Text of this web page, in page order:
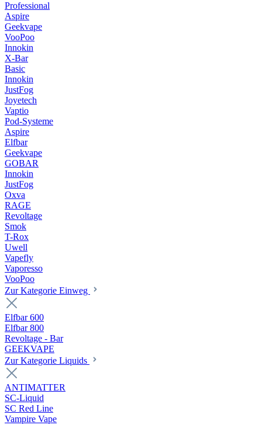
Professional
Aspire
Geekvape
VooPoo
Innokin
X-Bar
Basic
Innokin
JustFog
Joyetech
Vaptio
Pod-Systeme
Aspire
Elfbar
Geekvape
GOBAR
Innokin
JustFog
Oxva
RAGE
Revoltage
Smok
T-Rox
Uwell
Vapefly
Vaporesso
VooPoo
Zur Kategorie Einweg
Elfbar 600
Elfbar 800
Revoltage - Bar
GEEKVAPE
Zur Kategorie Liquids
ANTIMATTER
SC-Liquid
SC Red Line
Vampire Vape